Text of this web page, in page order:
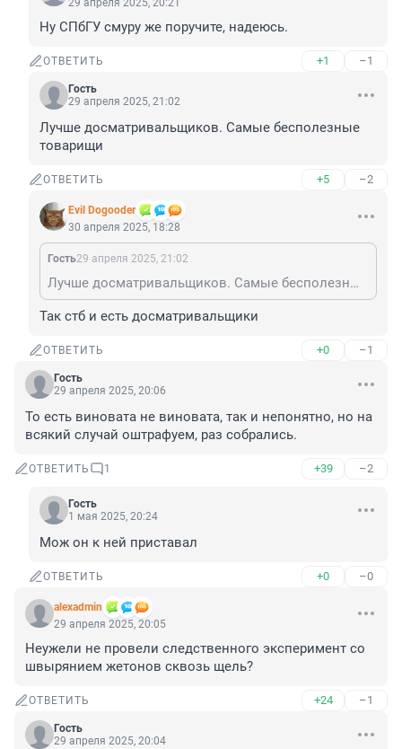
29 апреля 2025, 20:21
Ну СПбГУ смуру же поручите, надеюсь.
ОТВЕТИТЬ +1 –1
Гость
29 апреля 2025, 21:02
Лучше досматривальщиков. Самые бесполезные
товарищи
ОТВЕТИТЬ +5 –2
Evil Dogooder
30 апреля 2025, 18:28
Гость29 апреля 2025, 21:02
Лучше досматривальщиков. Самые бесполезные товарищи
Так стб и есть досматривальщики
ОТВЕТИТЬ +0 –1
Гость
29 апреля 2025, 20:06
То есть виновата не виновата, так и непонятно, но на
всякий случай оштрафуем, раз собрались.
ОТВЕТИТЬ 1 +39 –2
Гость
1 мая 2025, 20:24
Мож он к ней приставал
ОТВЕТИТЬ +0 –0
alexadmin
29 апреля 2025, 20:05
Неужели не провели следственного эксперимент со
швырянием жетонов сквозь щель?
ОТВЕТИТЬ +24 –1
Гость
29 апреля 2025, 20:04